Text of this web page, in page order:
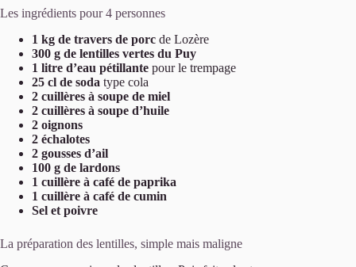
Les ingrédients pour 4 personnes
1 kg de travers de porc de Lozère
300 g de lentilles vertes du Puy
1 litre d’eau pétillante pour le trempage
25 cl de soda type cola
2 cuillères à soupe de miel
2 cuillères à soupe d’huile
2 oignons
2 échalotes
2 gousses d’ail
100 g de lardons
1 cuillère à café de paprika
1 cuillère à café de cumin
Sel et poivre
La préparation des lentilles, simple mais maligne